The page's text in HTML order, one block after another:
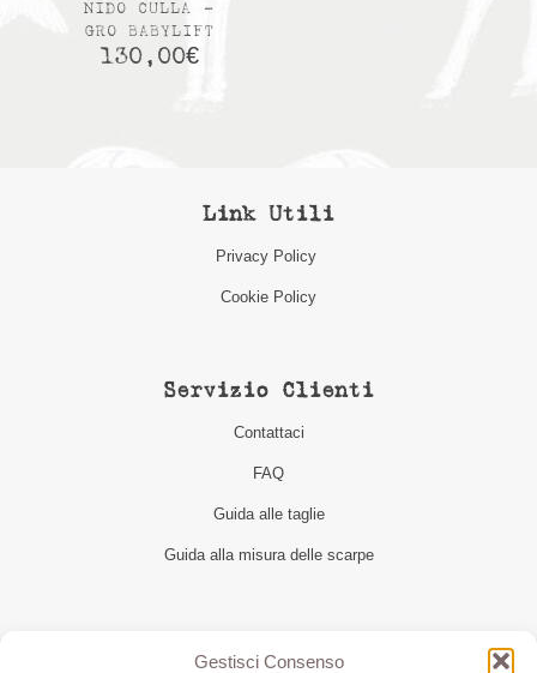
Gestisci Consenso
NIDO CULLA –
GRO BABYLIFT
130,00€
Link Utili
Privacy Policy
Cookie Policy
Servizio Clienti
Contattaci
FAQ
Guida alle taglie
Guida alla misura delle scarpe
Seguici